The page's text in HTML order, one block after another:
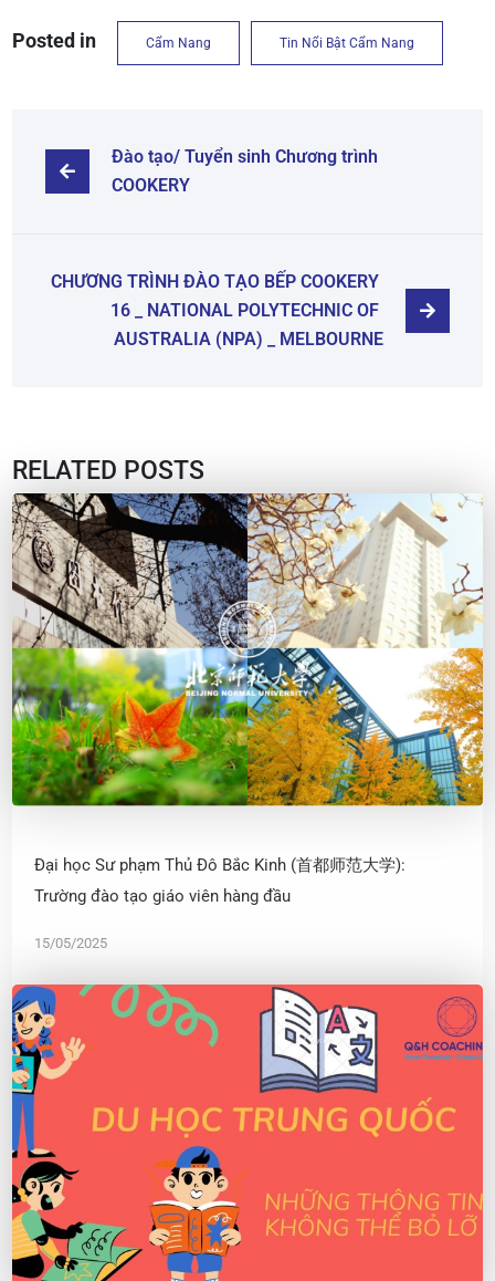
Posted in Cẩm Nang Tin Nổi Bật Cẩm Nang
Đào tạo/ Tuyển sinh Chương trình
COOKERY
CHƯƠNG TRÌNH ĐÀO TẠO BẾP COOKERY
16 _ NATIONAL POLYTECHNIC OF
AUSTRALIA (NPA) _ MELBOURNE
RELATED POSTS
Đại học Sư phạm Thủ Đô Bắc Kinh (首都师范大学):
Trường đào tạo giáo viên hàng đầu
15/05/2025